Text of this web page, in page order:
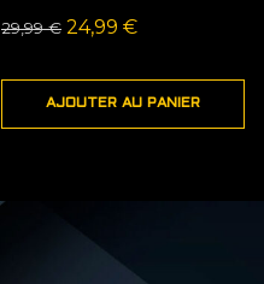
29,99€ Le
initial
24,99 €Le
actuel
AJOUTER AU PANIER